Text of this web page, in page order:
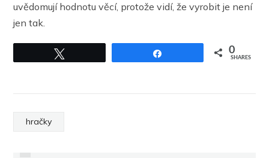
uvědomují hodnotu věcí, protože vidí, že vyrobit je není
jen tak.
0
SHARES
hračky
PREVIOUS